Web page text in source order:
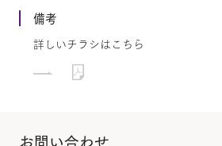
備考
詳しいチラシはこちら
お問い合わせ